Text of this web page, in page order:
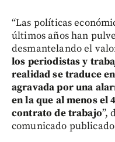
“Las políticas
últimos años han
desmantelando el
los periodistas y
realidad se traduce
agravada por una
en la que al menos el
contrato de trabajo”,
comunicado